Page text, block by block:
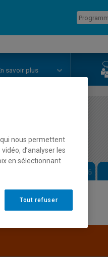
savoir plus
Horaire - Automne 2026
nous permettent
d’analyser les
en sélectionnant
Tout refuser